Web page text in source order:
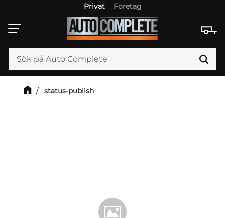
Meny
Privat Företag
status-publish